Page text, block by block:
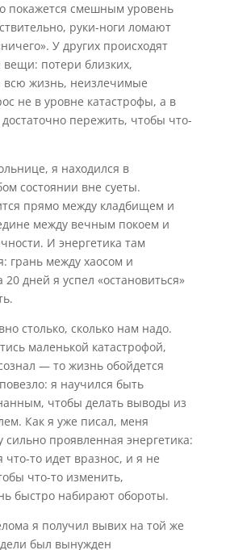
покажется смешным уровень
руки-ноги ломают
У других происходят
вещи: потери близких,
всю жизнь, неизлечимые
не в уровне катастрофы, а в
пережить, чтобы что-
я находился в
состоянии вне суеты.
прямо между кладбищем и
между вечным покоем и
И энергетика там
грань между хаосом и
20 дней я успел «остановиться»
столько, сколько нам надо.
маленькой катастрофой,
— то жизнь обойдется
я научился быть
чтобы делать выводы из
Как я уже писал, меня
сильно проявленная энергетика:
что-то идет вразнос, и я не
что-то изменить,
быстро набирают обороты.
я получил вывих на той же
был вынужден